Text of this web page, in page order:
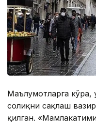
Маълумотларга кўра,
соғлиқни сақлаш
қилган.